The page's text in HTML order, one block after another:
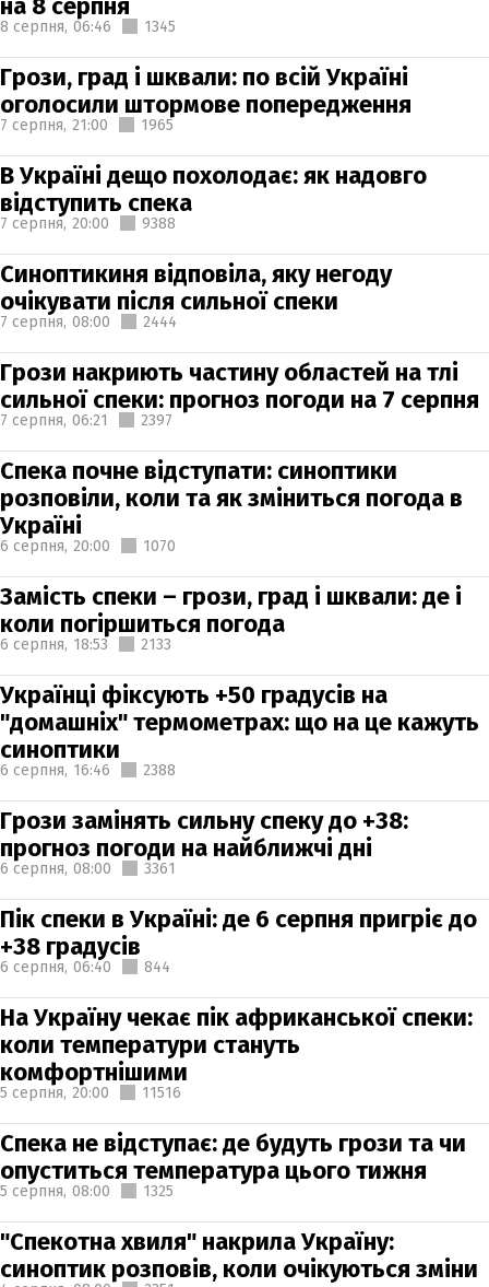
8 серпня, 06:46 1345
Грози, град і шквали: по всій Україні
оголосили штормове попередження
7 серпня, 21:00 1965
В Україні дещо похолодає: як надовго
відступить спека
7 серпня, 20:00 9388
Синоптикиня відповіла, яку негоду
очікувати після сильної спеки
7 серпня, 08:00 2444
Грози накриють частину областей на тлі
сильної спеки: прогноз погоди на 7 серпня
7 серпня, 06:21 2397
Спека почне відступати: синоптики
розповіли, коли та як зміниться погода в
Україні
6 серпня, 20:00 1070
Замість спеки – грози, град і шквали: де і
коли погіршиться погода
6 серпня, 18:53 2133
Українці фіксують +50 градусів на
"домашніх" термометрах: що на це кажуть
синоптики
6 серпня, 16:46 2388
Грози замінять сильну спеку до +38:
прогноз погоди на найближчі дні
6 серпня, 08:00 3361
Пік спеки в Україні: де 6 серпня пригріє до
+38 градусів
6 серпня, 06:40 844
На Україну чекає пік африканської спеки:
коли температури стануть
комфортнішими
5 серпня, 20:00 11516
Спека не відступає: де будуть грози та чи
опуститься температура цього тижня
5 серпня, 08:00 1325
"Спекотна хвиля" накрила Україну:
синоптик розповів, коли очікуються зміни